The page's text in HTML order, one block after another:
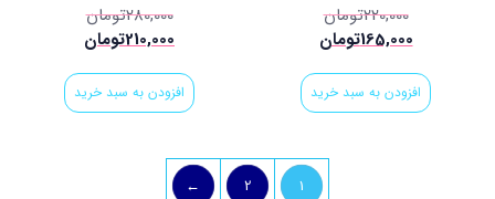
220,000تومان
165,000تومان
افزودن به سبد خرید
280,000تومان
210,000تومان
افزودن به سبد خرید
1
2
←